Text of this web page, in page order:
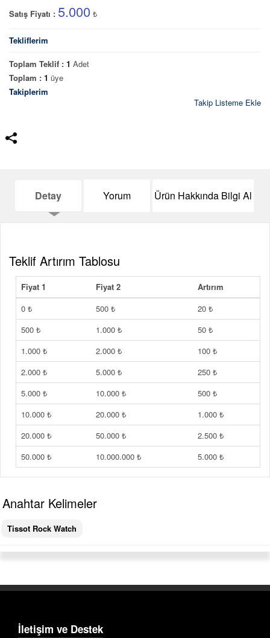
Satış Fiyatı : 5.000 ₺
Tekliflerim
Toplam Teklif : 1 Adet
Toplam : 1 üye
Takiplerim
Takip Listeme Ekle
Detay Yorum Ürün Hakkında Bilgi Al
Teklif Artırım Tablosu
Fiyat 1 Fiyat 2
Artırım
0 ₺
500 ₺
20 ₺
500 ₺
1.000 ₺
50 ₺
1.000 ₺
2.000 ₺
100 ₺
2.000 ₺
5.000 ₺
250 ₺
5.000 ₺
10.000 ₺
500 ₺
10.000 ₺
20.000 ₺
1.000 ₺
20.000 ₺
50.000 ₺
2.500 ₺
50.000 ₺
10.000.000 ₺ 5.000 ₺
Anahtar Kelimeler
Tissot Rock Watch
İletişim ve Destek